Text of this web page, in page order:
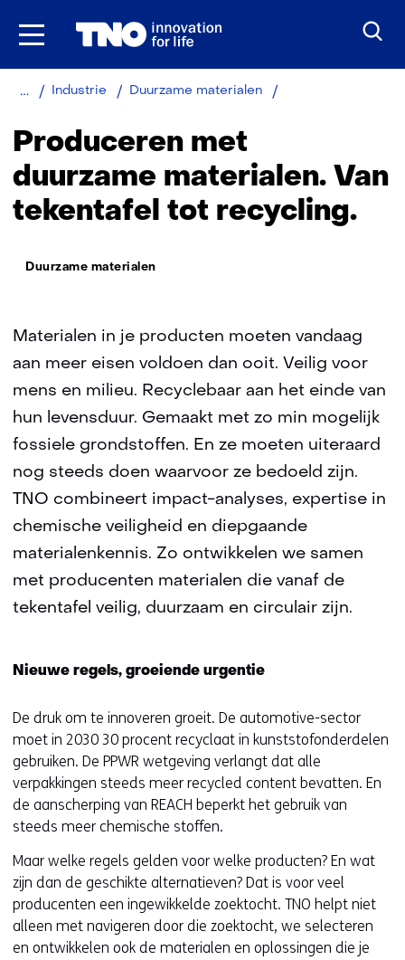
Ga
Home Industrie Duurzame materialen
Produceren met
duurzame materialen. Van
tekentafel tot recycling.
Thema:
Duurzame materialen
Materialen in je producten moeten vandaag
aan meer eisen voldoen dan ooit. Veilig voor
mens en milieu. Recyclebaar aan het einde van
hun levensduur. Gemaakt met zo min mogelijk
fossiele grondstoffen. En ze moeten uiteraard
nog steeds doen waarvoor ze bedoeld zijn.
TNO combineert impact-analyses, expertise in
chemische veiligheid en diepgaande
materialenkennis. Zo ontwikkelen we samen
met producenten materialen die vanaf de
tekentafel veilig, duurzaam en circulair zijn.
Nieuwe regels, groeiende urgentie
De druk om te innoveren groeit. De automotive-sector
moet in 2030 30 procent recyclaat in kunststofonderdelen
gebruiken. De PPWR wetgeving verlangt dat alle
verpakkingen steeds meer recycled content bevatten. En
de aanscherping van REACH beperkt het gebruik van
steeds meer chemische stoffen.
Maar welke regels gelden voor welke producten? En wat
zijn dan de geschikte alternatieven? Dat is voor veel
producenten een ingewikkelde zoektocht. TNO helpt niet
alleen met navigeren door die zoektocht, we selecteren
en ontwikkelen ook de materialen en oplossingen die je